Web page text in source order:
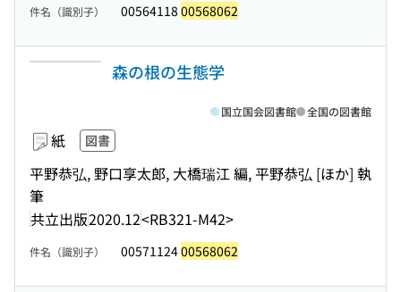
件名（識別子） 00564118 00568062
森の根の生態学
紙 図書
平野恭弘, 野口享太郎, 大橋瑞江 編, 平野恭弘 [ほか] 執
筆
共立出版2020.12<RB321-M42>
国立国会図書館 全国の図書館
件名（識別子） 0057112400568062